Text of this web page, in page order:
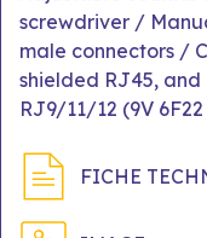
screwdriver /
male connectors /
shielded RJ45, and
RJ9/11/12 (9V
FICHE